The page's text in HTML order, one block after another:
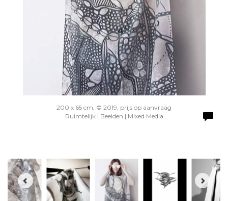
200 x 65 cm, © 2019, prijs op aanvraag
Ruimtelijk | Beelden | Mixed Media